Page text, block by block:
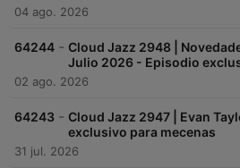
04 ago. 2026
64244 - Cloud Jazz 2948 |
Julio 2026 - Episodio
02 ago. 2026
64243 - Cloud Jazz 2947 | Evan
exclusivo para mecenas
31 jul. 2026